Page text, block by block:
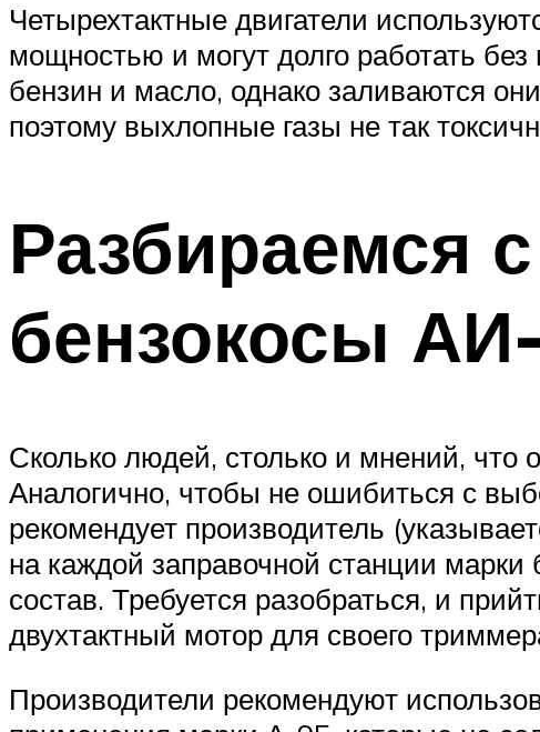
Четырехтактные двигатели
мощностью и могут долго работать
бензин и масло, однако заливаются
поэтому выхлопные газы не так
Разбираемся
бензокосы
Сколько людей, столько и мнений, что
Аналогично, чтобы не ошибиться с
рекомендует производитель
на каждой заправочной станции
состав. Требуется разобраться, и
двухтактный мотор для своего
Производители рекомендуют